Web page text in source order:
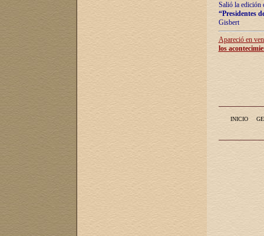
Salió la edición
“Presidentes
Gisbert
Apareció en
los
INICIO